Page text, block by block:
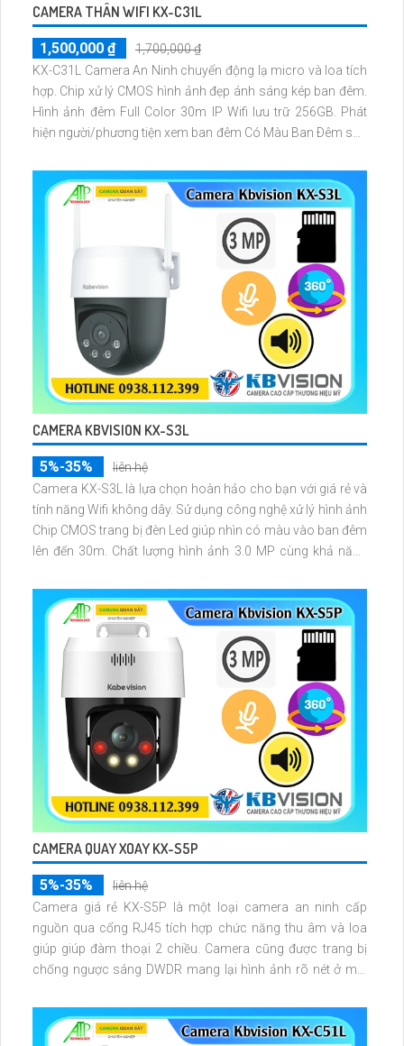
CAMERA THÂN WIFI KX-C31L
1,500,000 ₫
1,700,000 ₫
KX-C31L Camera An Ninh chuyển động lạ micro và loa tích
hợp. Chip xử lý CMOS hình ảnh đẹp ánh sáng kép ban đêm.
Hình ảnh đêm Full Color 30m IP Wifi lưu trữ 256GB. Phát
hiện người/phương tiện xem ban đêm Có Màu Ban Ðêm sắc
CAMERA KBVISION KX-S3L
5%-35%
liên hệ
Camera KX-S3L là lựa chọn hoàn hảo cho bạn với giá rẻ và
tính năng Wifi không dây. Sử dụng công nghệ xử lý hình ảnh
Chip CMOS trang bị đèn Led giúp nhìn có màu vào ban đêm
lên đến 30m. Chất lượng hình ảnh 3.0 MP cùng khả năng
CAMERA QUAY XOAY KX-S5P
5%-35%
liên hệ
Camera giá rẻ KX-S5P là một loại camera an ninh cấp
nguồn qua cổng RJ45 tích hợp chức năng thu âm và loa
giúp giúp đàm thoại 2 chiều. Camera cũng được trang bị
chống ngược sáng DWDR mang lại hình ảnh rõ nét ở mọi